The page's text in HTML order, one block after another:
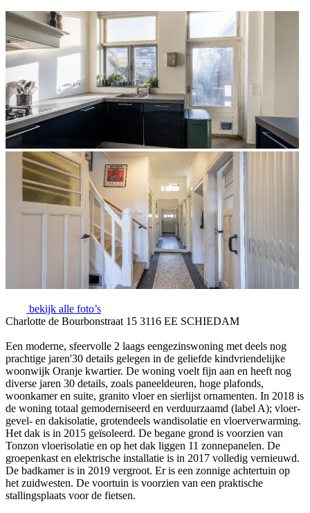
bekijk alle foto’s
Charlotte de Bourbonstraat 15 3116 EE SCHIEDAM
Een moderne, sfeervolle 2 laags eengezinswoning met deels nog
prachtige jaren'30 details gelegen in de geliefde kindvriendelijke
woonwijk Oranje kwartier. De woning voelt fijn aan en heeft nog
diverse jaren 30 details, zoals paneeldeuren, hoge plafonds,
woonkamer en suite, granito vloer en sierlijst ornamenten. In 2018 is
de woning totaal gemoderniseerd en verduurzaamd (label A); vloer-
gevel- en dakisolatie, grotendeels wandisolatie en vloerverwarming.
Het dak is in 2015 geïsoleerd. De begane grond is voorzien van
Tonzon vloerisolatie en op het dak liggen 11 zonnepanelen. De
groepenkast en elektrische installatie is in 2017 volledig vernieuwd.
De badkamer is in 2019 vergroot. Er is een zonnige achtertuin op
het zuidwesten. De voortuin is voorzien van een praktische
stallingsplaats voor de fietsen.